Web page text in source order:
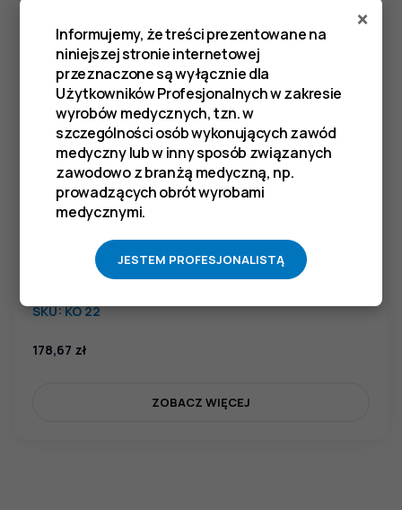
Cążki do wrastających paznokci, dł. 100 mm
SKU:KO 22
178,67 zł
ZOBACZ WIĘCEJ
×
Informujemy, że treści prezentowane na
niniejszej stronie internetowej
przeznaczone są wyłącznie dla
Użytkowników Profesjonalnych w zakresie
wyrobów medycznych, tzn. w
szczególności osób wykonujących zawód
medyczny lub w inny sposób związanych
zawodowo z branżą medyczną, np.
prowadzących obrót wyrobami
medycznymi.
JESTEM PROFESJONALISTĄ